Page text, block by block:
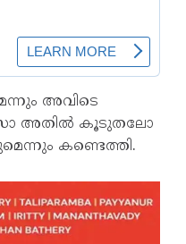
അവിടെ
അതില്‍ കൂടുതലോ
കണ്ടെത്തി.